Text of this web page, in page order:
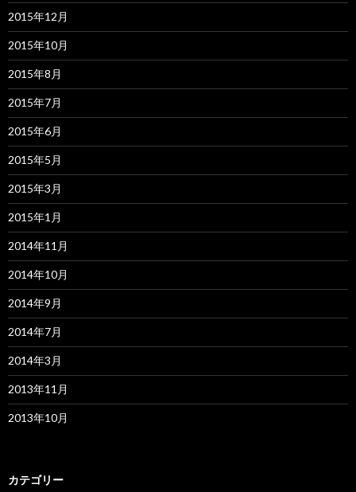
2015年12月
2015年10月
2015年8月
2015年7月
2015年6月
2015年5月
2015年3月
2015年1月
2014年11月
2014年10月
2014年9月
2014年7月
2014年3月
2013年11月
2013年10月
カテゴリー